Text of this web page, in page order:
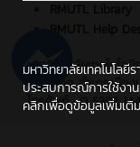
มหาวิทยาลัยเทคโนโล
ช้างเผือก อำเภอเมือง
โทรศัพท์ : 0 5392
มหาวิทยาลัยเทคโนโลยี
ประสบการณ์การใช้งา
คลิกเพื่อดูข้อมูลเพิ่มเติม